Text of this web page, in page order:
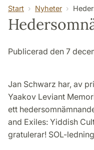
SOL-husen Kontakt
översättning till svenska
Start Nyheter
Publicerad den 7
Jan Schwarz har, av
Yaakov Leviant
ett
and Exiles: Yiddish
gratulerar! SOL-